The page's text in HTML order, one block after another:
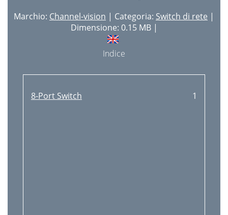
Marchio: Channel-vision | Categoria: Switch di rete |
Dimensione: 0.15 MB |
Indice
8-Port Switch 1